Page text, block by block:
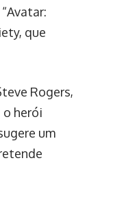
que
Rogers,
o herói
um